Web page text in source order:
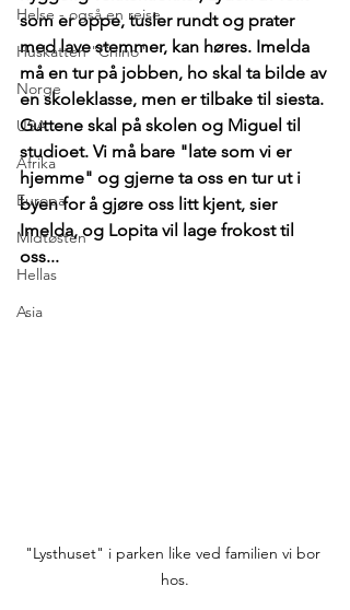
Helse - også en reise
Huskatten "Chino"
Norge
USA
Afrika
Europa
Midtøsten
Hellas
Asia
som er oppe, tusler rundt og prater
med lave stemmer, kan høres. Imelda
må en tur på jobben, ho skal ta bilde av
en skoleklasse, men er tilbake til siesta.
Guttene skal på skolen og Miguel til
studioet. Vi må bare "late som vi er
hjemme" og gjerne ta oss en tur ut i
byen for å gjøre oss litt kjent, sier
Imelda, og Lopita vil lage frokost til
oss...
"Lysthuset" i parken like ved familien vi bor
hos.